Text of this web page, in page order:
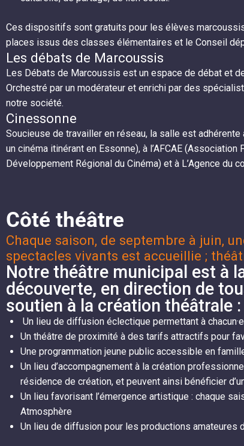
Ces dispositifs sont gratuits pour les élèves
places issus des classes élémentaires et le Conseil
Les débats de Marcoussis
Les Débats de Marcoussis est un espace de débat et
Orchestré par un modérateur et enrichi par des
notre société.
Cinessonne
Soucieuse de travailler en réseau, la salle est
un cinéma itinérant en Essonne), à l’AFCAE
Développement Régional du Cinéma) et à L’Agence
Côté théâtre
Chaque saison, de septembre à juin,
spectacles vivants est accueillie ;
Notre théâtre municipal est à
découverte, en direction de
soutien à la création théâtrale :
Un lieu de diffusion éclectique permettant à
Un théâtre de proximité à des tarifs attractifs pour
Une programmation jeune public accessible en
Un lieu d’accompagnement à la création
résidence de création, et peuvent ainsi bénéficier
Un lieu favorisant l’émergence artistique : chaque
Atmosphère
Un lieu de diffusion pour les productions amateures